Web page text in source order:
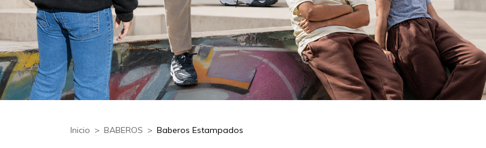
Inicio > BABEROS > Baberos Estampados